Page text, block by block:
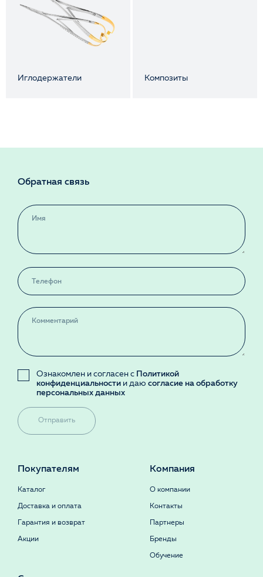
Иглодержатели Композиты
Обратная связь
Ознакомлен и согласен с Политикой
конфиденциальности и даю согласие на обработку
персональных данных
Отправить
Покупателям
Каталог
Доставка и оплата
Гарантия и возврат
Акции
Компания
О компании
Контакты
Партнеры
Бренды
Обучение